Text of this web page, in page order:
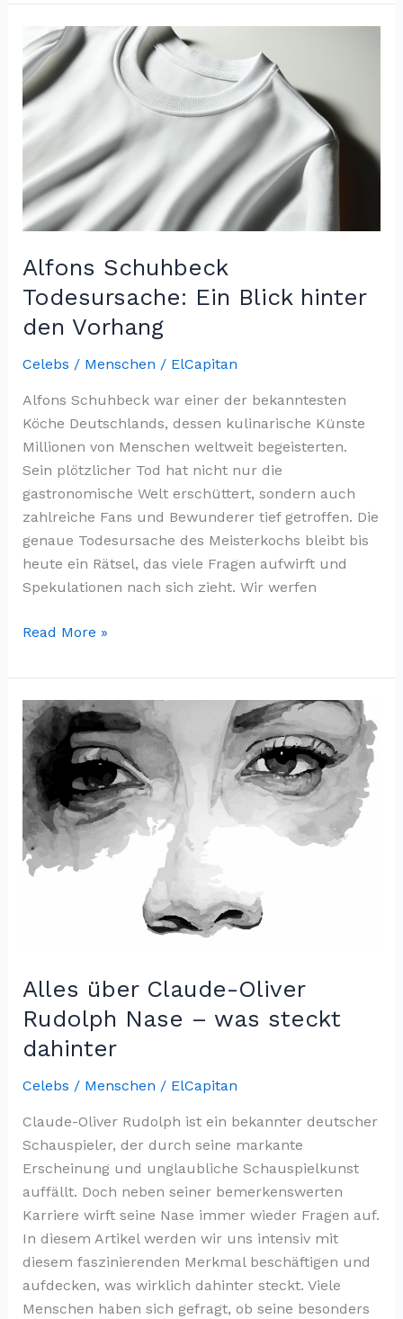
Rares-
Händler
Gestorben:
Ein
Verlust
Für
Die
Antiquitätenwelt
Alfons Schuhbeck
Todesursache: Ein Blick hinter
den Vorhang
Celebs / Menschen / ElCapitan
Alfons Schuhbeck war einer der bekanntesten
Köche Deutschlands, dessen kulinarische Künste
Millionen von Menschen weltweit begeisterten.
Sein plötzlicher Tod hat nicht nur die
gastronomische Welt erschüttert, sondern auch
zahlreiche Fans und Bewunderer tief getroffen. Die
genaue Todesursache des Meisterkochs bleibt bis
heute ein Rätsel, das viele Fragen aufwirft und
Spekulationen nach sich zieht. Wir werfen
Alfons
Todesursache:
Ein
Blick
hinter
den
Vorhang
Read More »
Alles über Claude-Oliver
Rudolph Nase – was steckt
dahinter
Celebs / Menschen / ElCapitan
Claude-Oliver Rudolph ist ein bekannter deutscher
Schauspieler, der durch seine markante
Erscheinung und unglaubliche Schauspielkunst
auffällt. Doch neben seiner bemerkenswerten
Karriere wirft seine Nase immer wieder Fragen auf.
In diesem Artikel werden wir uns intensiv mit
diesem faszinierenden Merkmal beschäftigen und
aufdecken, was wirklich dahinter steckt. Viele
Menschen haben sich gefragt, ob seine besonders